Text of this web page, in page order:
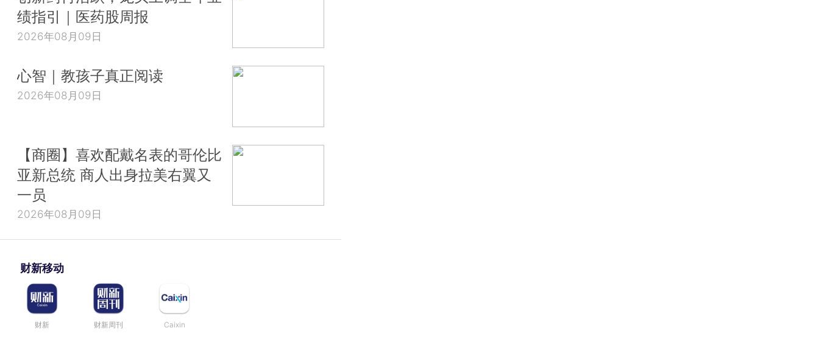
绩指引｜医药股周报
2026年08月09日
心智｜教孩子真正阅读
2026年08月09日
【商圈】喜欢配戴名表的哥伦比
亚新总统 商人出身拉美右翼又
一员
2026年08月09日
财新移动
财新 财新周刊 Caixin